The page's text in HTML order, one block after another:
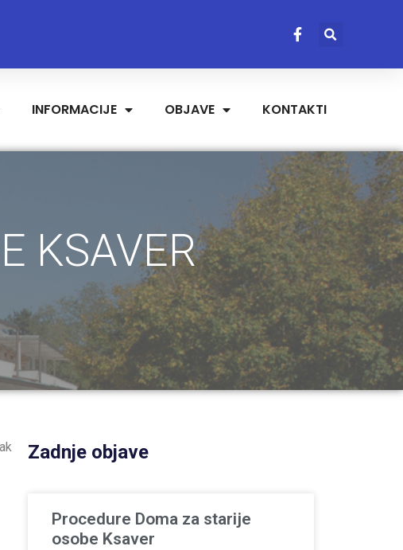
INFORMACIJE OBJAVE KONTAKTI
KSAVER
Zadnje objave
Procedure Doma za starije
osobe Ksaver